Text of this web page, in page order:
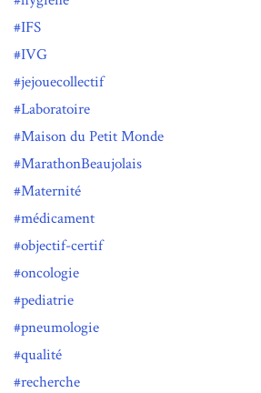
IFS
IVG
jejouecollectif
Laboratoire
Maison du Petit Monde
MarathonBeaujolais
Maternité
médicament
objectif-certif
oncologie
pediatrie
pneumologie
qualité
recherche